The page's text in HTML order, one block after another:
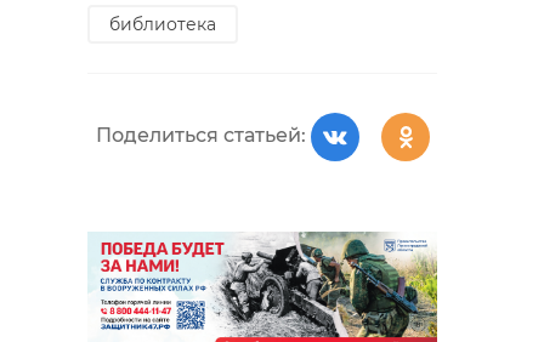
библиотека
Поделиться статьей: